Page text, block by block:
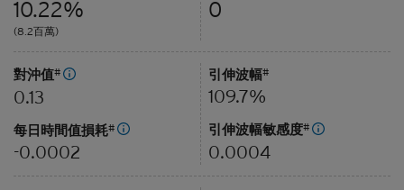
10.22%
(8.2百萬)
0
對沖值#
0.13
每日時間值損耗#
-0.0002
引伸波幅#
109.7%
引伸波幅敏感度#
0.0004